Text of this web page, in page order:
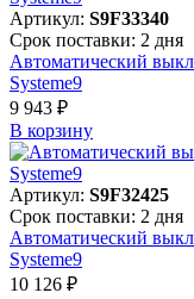
Артикул: S9F33340
Срок поставки: 2 дня
Автоматический
Systeme9
9 943 ₽
В корзинy
Артикул: S9F32425
Срок поставки: 2 дня
Автоматический
Systeme9
10 126 ₽